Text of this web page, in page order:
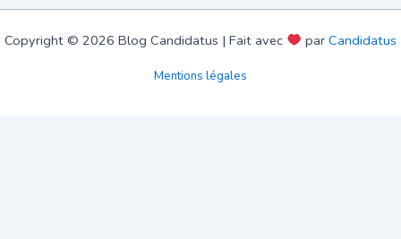
Copyright © 2026 Blog Candidatus | Fait avec par Candidatus
Mentions légales